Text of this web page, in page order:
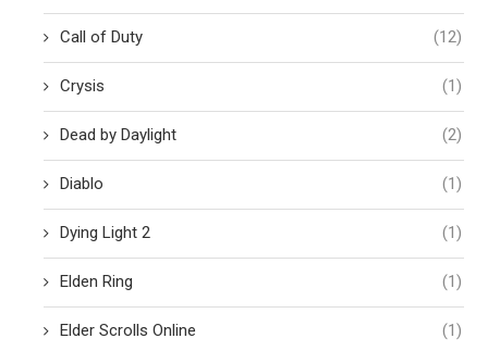
Call of Duty (12)
Crysis (1)
Dead by Daylight (2)
Diablo (1)
Dying Light 2 (1)
Elden Ring (1)
Elder Scrolls Online (1)